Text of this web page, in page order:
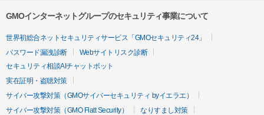
GMOインターネットグループのセキュリティ事業について
世界初総合ネットセキュリティサービス「GMOセキュリティ24」
パスワード漏洩診断
Webサイトリスク診断
セキュリティ相談AIチャットボット
実在証明・盗聴対策
サイバー攻撃対策（GMOサイバーセキュリティ byイエラエ）
サイバー攻撃対策（GMO Flatt Security）
なりすまし対策